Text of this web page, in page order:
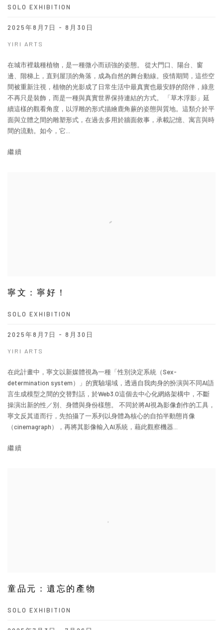
SOLO EXHIBITION
2025年8月7日 - 8月30日
YIRI ARTS
在城市裡栽種植物，是一種微小而頑強的姿態。 從大門口、陽台、窗
邊、階梯上，直到屋頂的角落，成為自然的舞台動線。疫情期間，這些空
間被重新注視，植物的光影成了日常生活中最真實也最安靜的陪伴，綠意
不再只是裝飾，而是一種與真實世界保持連結的方式。 「草木浮影」延
續這樣的觀看角度，以浮雕的形式描繪鹿角蕨的姿態與質地。這類介於平
面與立體之間的雕塑形式，在過去多用於牆面敘事，承載記憶、寓言與時
間的流動。如今，它...
繼續
寧文：寧好！
SOLO EXHIBITION
2025年8月7日 - 8月30日
YIRI ARTS
在此計畫中，寧文以新媒體視為一種「性別決定系統（Sex-
determination system）」的實驗場域，透過自我肉身的扮演與不同AI語
言生成模型之間的交替對話，於Web3.0這個去中心化網絡架構中，不斷
操演出新的性／別、身體與身份樣態。 不同於將AI視為影像創作的工具，
寧文反其道而行，先拍攝了一系列以身體為核心的自拍半動態肖像
（cinemagraph），再將其影像輸入AI系統，藉此觀察機器...
繼續
童品元：遺忘的產物
SOLO EXHIBITION